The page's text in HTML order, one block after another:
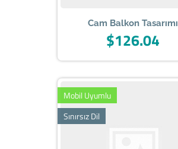
Cam Balkon Tasarımı
$126.04
Mobil Uyumlu
Sınırsız Dil